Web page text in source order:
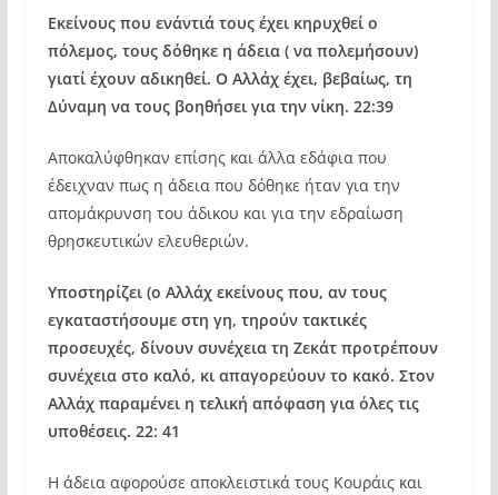
Εκείνους που ενάντιά τους έχει κηρυχθεί ο
πόλεμος, τους δόθηκε η άδεια ( να πολεμήσουν)
γιατί έχουν αδικηθεί. Ο Αλλάχ έχει, βεβαίως, τη
Δύναμη να τους βοηθήσει για την νίκη. 22:39
Αποκαλύφθηκαν επίσης και άλλα εδάφια που
έδειχναν πως η άδεια που δόθηκε ήταν για την
απομάκρυνση του άδικου και για την εδραίωση
θρησκευτικών ελευθεριών.
Υποστηρίζει (ο Αλλάχ εκείνους που, αν τους
εγκαταστήσουμε στη γη, τηρούν τακτικές
προσευχές, δίνουν συνέχεια τη Ζεκάτ προτρέπουν
συνέχεια στο καλό, κι απαγορεύουν το κακό. Στον
Αλλάχ παραμένει η τελική απόφαση για όλες τις
υποθέσεις. 22: 41
Η άδεια αφορούσε αποκλειστικά τους Κουράις και